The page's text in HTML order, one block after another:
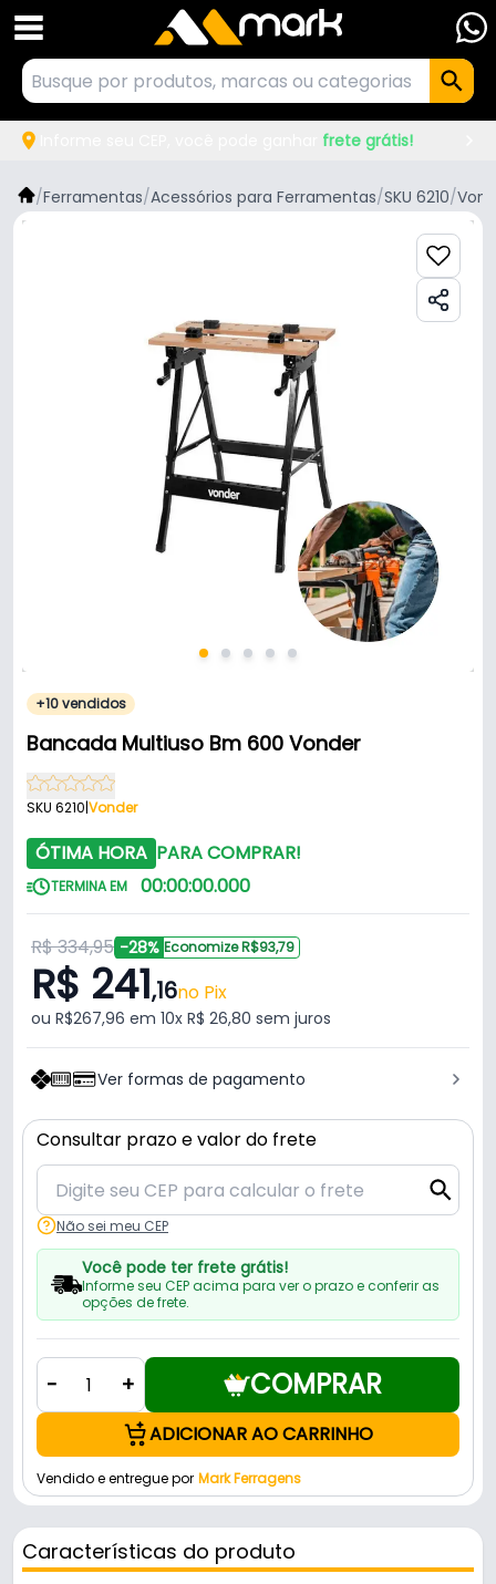
frete grátis!
/Ferramentas/Acessórios para Ferramentas/SKU 6210/
+10 vendidos
Bancada Multiuso Bm 600 Vonder
SKU 6210|Vonder
ÓTIMA HORA PARA COMPRAR!
TERMINA EM 00:00:00.000
R$ 334,95 -28% Economize R$93,79
R$ 241,16no Pix
ou R$267,96 em 10x R$ 26,80 sem juros
Ver formas de pagamento
Consultar prazo e valor do frete
Não sei meu CEP
Você pode ter frete grátis!
Informe seu CEP acima para ver o prazo e conferir as
opções de frete.
- + COMPRAR
ADICIONAR AO CARRINHO
Vendido e entregue por Mark Ferragens
Características do produto